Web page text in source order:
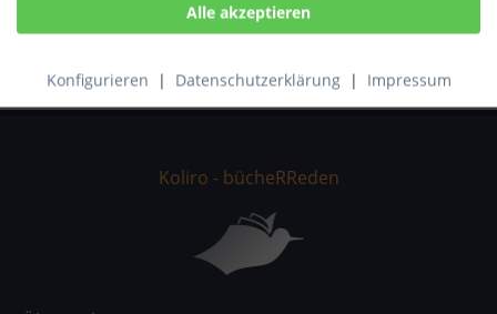
Konfigurieren | Datenschutzerklärung | Impressum
Bewertungen lesen, schreiben und diskutieren...mehr
Koliro - bücheRReden